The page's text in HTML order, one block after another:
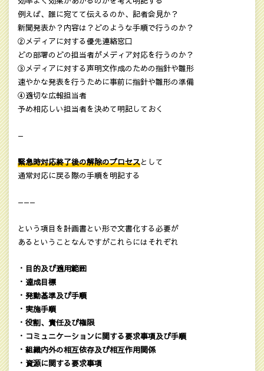
例えば、誰に宛てて伝えるのか、記者会見か？
新聞発表か？内容は？どのような手順で行うのか？
②メディアに対する優先連絡窓口
どの部署のどの担当者がメディア対応を行うのか？
③メディアに対する声明文作成のための指針や雛形
速やかな発表を行うために事前に指針や雛形の準備
④適切な広報担当者
予め相応しい担当者を決めて明記しておく
—
緊急時対応終了後の解除のプロセスとして
通常対応に戻る際の手順を明記する
———
という項目を計画書とい形で文書化する必要が
あるということなんですがこれらにはそれぞれ
・目的及び適用範囲
・達成目標
・発動基準及び手順
・実施手順
・役割、責任及び権限
・コミュニケーションに関する要求事項及び手順
・組織内外の相互依存及び相互作用関係
・資源に関する要求事項